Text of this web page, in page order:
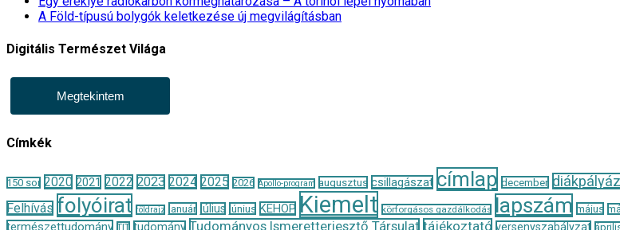
A Föld-típusú bolygók keletkezése új megvilágításban
Digitális Természet Világa
Megtekintem
Címkék
150 sor 2020 2021 2022 2023 2024 2025 2026 Apollo-program augusztus csillagászat címlap december
Felhívás folyóirat földrajz január július június KEHOP Kiemelt körforgásos gazdálkodás lapszám május
TIT tudomány Tudományos Ismeretterjesztő Társulat tájékoztató versenyszabályzat április